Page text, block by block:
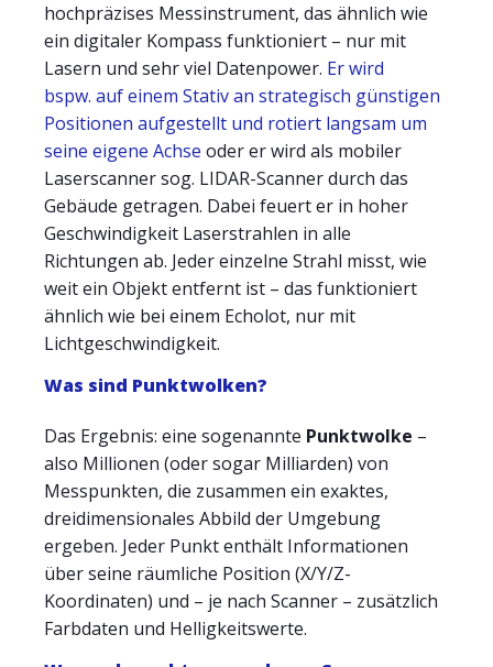
hochpräzises Messinstrument, das ähnlich wie
ein digitaler Kompass funktioniert – nur mit
Lasern und sehr viel Datenpower. Er wird
bspw. auf einem Stativ an strategisch günstigen
Positionen aufgestellt und rotiert langsam um
seine eigene Achse oder er wird als mobiler
Laserscanner sog. LIDAR-Scanner durch das
Gebäude getragen. Dabei feuert er in hoher
Geschwindigkeit Laserstrahlen in alle
Richtungen ab. Jeder einzelne Strahl misst, wie
weit ein Objekt entfernt ist – das funktioniert
ähnlich wie bei einem Echolot, nur mit
Lichtgeschwindigkeit.
Was sind Punktwolken?
Das Ergebnis: eine sogenannte Punktwolke –
also Millionen (oder sogar Milliarden) von
Messpunkten, die zusammen ein exaktes,
dreidimensionales Abbild der Umgebung
ergeben. Jeder Punkt enthält Informationen
über seine räumliche Position (X/Y/Z-
Koordinaten) und – je nach Scanner – zusätzlich
Farbdaten und Helligkeitswerte.